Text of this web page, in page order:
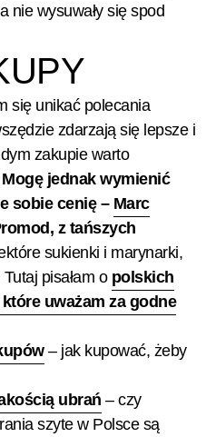
nie wysuwały się spod
się unikać polecania
zdarzają się lepsze i
zakupie warto
Mogę jednak wymienić
sobie cenię – Marc
z tańszych
sukienki i marynarki,
pisałam o polskich
uważam za godne
– jak kupować, żeby
ubrań – czy
szyte w Polsce są